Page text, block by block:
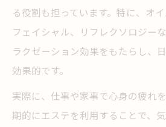
る役割も担っています。特に、オ
フェイシャル、リフレクソロジー
ラクゼーション効果をもたらし、
効果的です。
実際に、仕事や家事で心身の疲れ
期的にエステを利用することで、